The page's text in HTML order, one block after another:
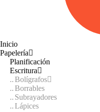
Inicio
Papelería
Planificación
Escritura
Bolígrafos
Borrables
Subrayadores
Lápices